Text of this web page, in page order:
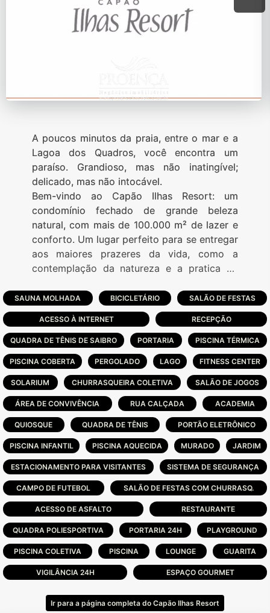
A poucos minutos da praia, entre o mar e a
Lagoa dos Quadros, você encontra um
paraíso. Grandioso, mas não inatingível;
delicado, mas não intocável.
Bem-vindo ao Capão Ilhas Resort: um
condomínio fechado de grande beleza
natural, com mais de 100.000 m² de lazer e
conforto. Um lugar perfeito para se entregar
aos maiores prazeres da vida, como a
contemplação da natureza e a pratica de
SAUNA MOLHADA BICICLETÁRIO SALÃO DE FESTAS
ACESSO À INTERNET RECEPÇÃO
QUADRA DE TÊNIS DE SAIBRO PORTARIA PISCINA TÉRMICA
PISCINA COBERTA PERGOLADO LAGO FITNESS CENTER
SOLARIUM CHURRASQUEIRA COLETIVA SALÃO DE JOGOS
ÁREA DE CONVIVÊNCIA RUA CALÇADA ACADEMIA
QUIOSQUE QUADRA DE TÊNIS PORTÃO ELETRÔNICO
PISCINA INFANTIL PISCINA AQUECIDA MURADO JARDIM
ESTACIONAMENTO PARA VISITANTES SISTEMA DE SEGURANÇA
CAMPO DE FUTEBOL SALÃO DE FESTAS COM CHURRASQ.
ACESSO DE ASFALTO RESTAURANTE
QUADRA POLIESPORTIVA PORTARIA 24H PLAYGROUND
PISCINA COLETIVA PISCINA LOUNGE GUARITA
VIGILÂNCIA 24H ESPAÇO GOURMET
Ir para a página completa do Capão Ilhas Resort